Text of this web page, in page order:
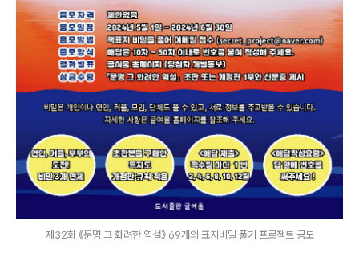
제32회 《문명 그 화려한 역설》 69개의 표지비밀 풀기 프로젝트 공모